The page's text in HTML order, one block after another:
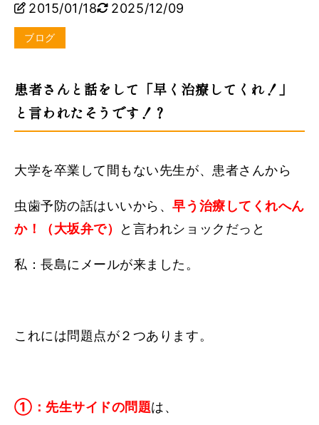
2015/01/18 2025/12/09
ブログ
患者さんと話をして「早く治療してくれ！」
と言われたそうです！？
大学を卒業して間もない先生が、患者さんから
虫歯予防の話はいいから、早う治療してくれへん
か！（大坂弁で）
と言われショックだっと
私：長島にメールが来ました。
これには問題点が２つあります。
①：先生サイドの問題は、